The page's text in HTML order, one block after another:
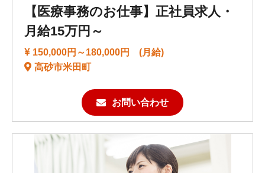
【医療事務のお仕事】正社員求人・
月給15万円～
150,000円～180,000円 (月給)
高砂市米田町
お問い合わせ